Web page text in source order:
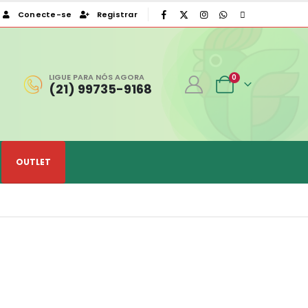
Conecte-se Registrar
LIGUE PARA NÓS AGORA
(21) 99735-9168
0
OUTLET